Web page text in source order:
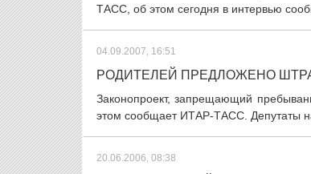
ТАСС, об этом сегодня в интервью
04.09.2007, 16:51
РОДИТЕЛЕЙ ПРЕДЛОЖЕНО
Законопроект, запрещающий
этом сообщает ИТАР-ТАСС. Депутаты
20.06.2006, 08:38